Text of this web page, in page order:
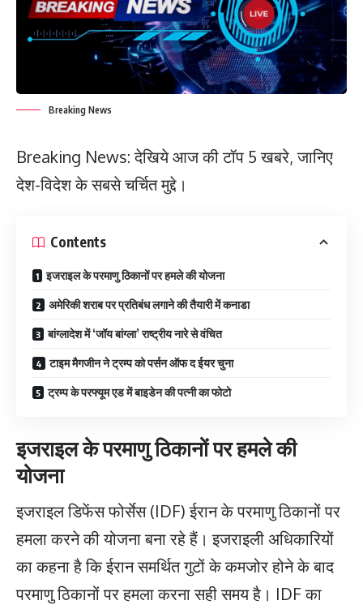
Breaking News
Breaking News: देखिये आज की टॉप 5 खबरे, जानिए
देश-विदेश के सबसे चर्चित मुद्दे।
Contents
इजराइल के परमाणु ठिकानों पर हमले की योजना
अमेरिकी शराब पर प्रतिबंध लगाने की तैयारी में कनाडा
बांग्लादेश में ‘जॉय बांग्ला’ राष्ट्रीय नारे से वंचित
टाइम मैगजीन ने ट्रम्प को पर्सन ऑफ द ईयर चुना
ट्रम्प के परफ्यूम एड में बाइडेन की पत्नी का फोटो
इजराइल के परमाणु ठिकानों पर हमले की
योजना
इजराइल डिफेंस फोर्सेस (IDF) ईरान के परमाणु ठिकानों पर
हमला करने की योजना बना रहे हैं। इजराइली अधिकारियों
का कहना है कि ईरान समर्थित गुटों के कमजोर होने के बाद
परमाणु ठिकानों पर हमला करना सही समय है। IDF का